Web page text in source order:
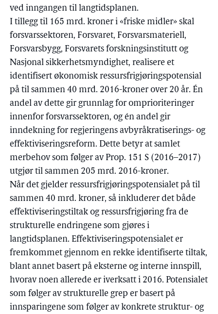
ved inngangen til langtidsplanen.
I tillegg til 165 mrd. kroner i «friske midler» skal
forsvarssektoren, Forsvaret, Forsvarsmateriell,
Forsvarsbygg, Forsvarets forskningsinstitutt og
Nasjonal sikkerhetsmyndighet, realisere et
identifisert økonomisk ressursfrigjøringspotensial
på til sammen 40 mrd. 2016-kroner over 20 år. Én
andel av dette gir grunnlag for omprioriteringer
innenfor forsvarssektoren, og én andel gir
inndekning for regjeringens avbyråkratiserings- og
effektiviseringsreform. Dette betyr at samlet
merbehov som følger av Prop. 151 S (2016–2017)
utgjør til sammen 205 mrd. 2016-kroner.
Når det gjelder ressursfrigjøringspotensialet på til
sammen 40 mrd. kroner, så inkluderer det både
effektiviseringstiltak og ressursfrigjøring fra de
strukturelle endringene som gjøres i
langtidsplanen. Effektiviseringspotensialet er
fremkommet gjennom en rekke identifiserte tiltak,
blant annet basert på eksterne og interne innspill,
hvorav noen allerede er iverksatt i 2016. Potensialet
som følger av strukturelle grep er basert på
innsparingene som følger av konkrete struktur- og